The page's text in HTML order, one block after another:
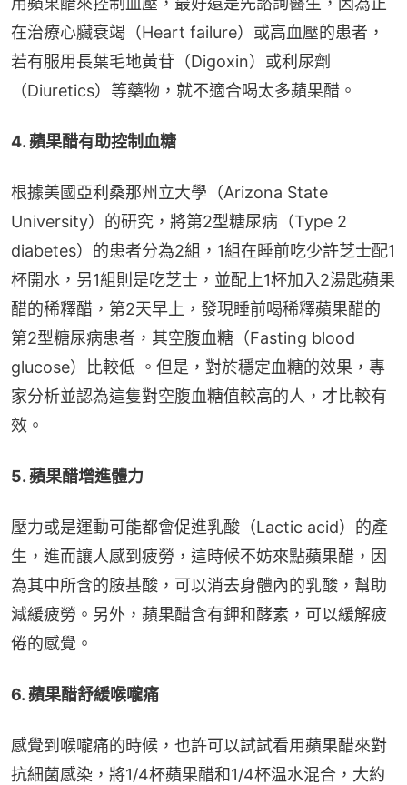
在治療心臟衰竭（Heart failure）或高血壓的患者，
若有服用長葉毛地黃苷（Digoxin）或利尿劑
（Diuretics）等藥物，就不適合喝太多蘋果醋。
4. 蘋果醋有助控制血糖
根據美國亞利桑那州立大學（Arizona State
University）的研究，將第2型糖尿病（Type 2
diabetes）的患者分為2組，1組在睡前吃少許芝士配1
杯開水，另1組則是吃芝士，並配上1杯加入2湯匙蘋果
醋的稀釋醋，第2天早上，發現睡前喝稀釋蘋果醋的
第2型糖尿病患者，其空腹血糖（Fasting blood
glucose）比較低 。但是，對於穩定血糖的效果，專
家分析並認為這隻對空腹血糖值較高的人，才比較有
效。
5. 蘋果醋增進體力
壓力或是運動可能都會促進乳酸（Lactic acid）的產
生，進而讓人感到疲勞，這時候不妨來點蘋果醋，因
為其中所含的胺基酸，可以消去身體內的乳酸，幫助
減緩疲勞。另外，蘋果醋含有鉀和酵素，可以緩解疲
倦的感覺。
6. 蘋果醋舒緩喉嚨痛
感覺到喉嚨痛的時候，也許可以試試看用蘋果醋來對
抗細菌感染，將1/4杯蘋果醋和1/4杯温水混合，大約